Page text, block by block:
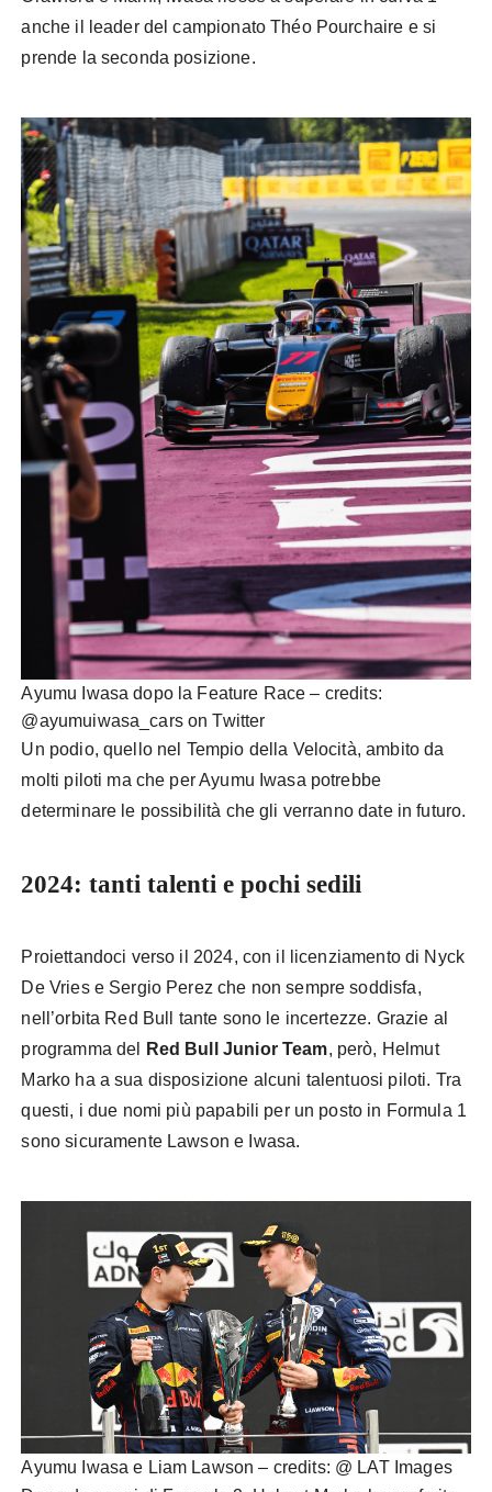
anche il leader del campionato Théo Pourchaire e si
prende la seconda posizione.
Ayumu Iwasa dopo la Feature Race – credits:
@ayumuiwasa_cars on Twitter
Un podio, quello nel Tempio della Velocità, ambito da
molti piloti ma che per Ayumu Iwasa potrebbe
determinare le possibilità che gli verranno date in futuro.
2024: tanti talenti e pochi sedili
Proiettandoci verso il 2024, con il licenziamento di Nyck
De Vries e Sergio Perez che non sempre soddisfa,
nell’orbita Red Bull tante sono le incertezze. Grazie al
programma del
Red Bull Junior Team, però, Helmut
Marko ha a sua disposizione alcuni talentuosi piloti. Tra
questi, i due nomi più papabili per un posto in Formula 1
sono sicuramente Lawson e Iwasa.
Ayumu Iwasa e Liam Lawson – credits: @ LAT Images